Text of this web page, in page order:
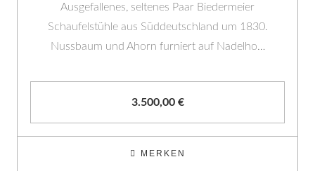
Ausgefallenes, seltenes Paar Biedermeier
Schaufelstühle aus Süddeutschland um 1830.
Nussbaum und Ahorn furniert auf Nadelho…
3.500,00 €
MERKEN